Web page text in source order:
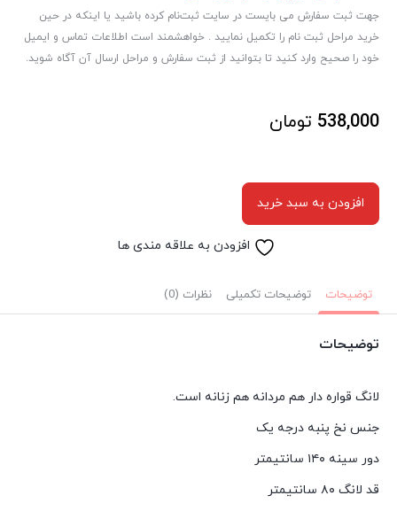
جهت ثبت سفارش می بایست در سایت ثبت‌نام کرده باشید یا اینکه در حین
خرید مراحل ثبت نام را تکمیل نمایید . خواهشمند است اطلاعات تماس و ایمیل
خود را صحیح وارد کنید تا بتوانید از ثبت سفارش و مراحل ارسال آن آگاه شوید.
538,000 تومان
افزودن به سبد خرید
افزودن به علاقه مندی ها
توضیحات توضیحات تکمیلی نظرات (0)
توضیحات
لانگ قواره دار هم مردانه هم زنانه است.
جنس نخ پنبه درجه یک
دور سینه ۱۴۰ سانتیمتر
قد لانگ ۸۰ سانتیمتر